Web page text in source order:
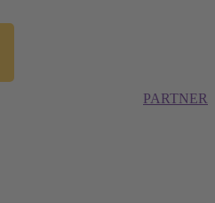
PARTNER